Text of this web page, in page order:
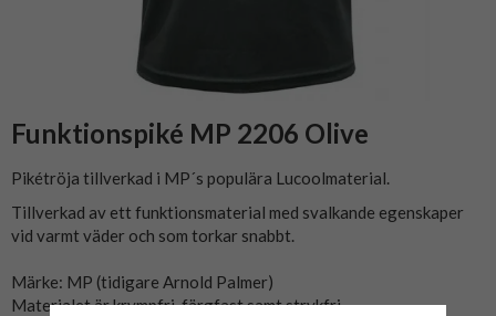
Funktionspiké MP 2206 Olive
Pikétröja tillverkad i MP´s populära Lucoolmaterial.
Tillverkad av ett funktionsmaterial med svalkande egenskaper
vid varmt väder och som torkar snabbt.
​Märke: MP (tidigare Arnold Palmer)
Materialet är krympfri, färgfast samt strykfri.